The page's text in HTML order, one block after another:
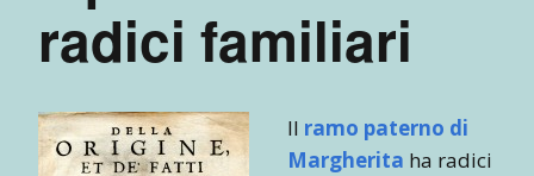
radici familiari
Il ramo paterno di
Margherita ha radici